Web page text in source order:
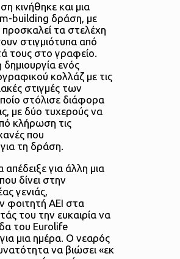
κινήθηκε και μια
building δράση, με
τα στελέχη
στιγμιότυπα από
τους στο γραφείο.
ενός
κολλάζ με τις
στιγμές των
στόλισε διάφορα
με δύο τυχερούς να
κλήρωση τις
που
τη δράση.
απέδειξε για άλλη μια
δίνει στην
γενιάς,
φοιτητή AEI στα
του την ευκαιρία να
του Eurolife
μια ημέρα. Ο νεαρός
να βιώσει «εκ